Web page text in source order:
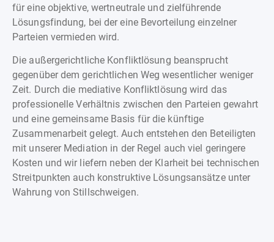
für eine objektive, wertneutrale und zielführende
Lösungsfindung, bei der eine Bevorteilung einzelner
Parteien vermieden wird.
Die außergerichtliche Konfliktlösung beansprucht
gegenüber dem gerichtlichen Weg wesentlicher weniger
Zeit. Durch die mediative Konfliktlösung wird das
professionelle Verhältnis zwischen den Parteien gewahrt
und eine gemeinsame Basis für die künftige
Zusammenarbeit gelegt. Auch entstehen den Beteiligten
mit unserer Mediation in der Regel auch viel geringere
Kosten und wir liefern neben der Klarheit bei technischen
Streitpunkten auch konstruktive Lösungsansätze unter
Wahrung von Stillschweigen.